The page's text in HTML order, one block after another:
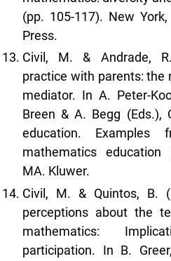
(pp. 105-117). New
Press.
Civil, M. & Andrade,
practice with parents: the
mediator. In A. Peter-
Breen & A. Begg (Eds.),
education.
mathematics education
MA. Kluwer.
Civil, M. & Quintos, B.
perceptions about the
mathematics:
participation. In B.